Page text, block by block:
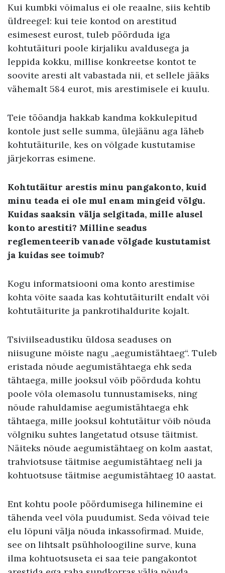
Kui kumbki võimalus ei ole reaalne, siis kehtib
üldreegel: kui teie kontod on arestitud
esimesest eurost, tuleb pöörduda iga
kohtutäituri poole kirjaliku avaldusega ja
leppida kokku, millise konkreetse kontot te
soovite aresti alt vabastada nii, et sellele jääks
vähemalt 584 eurot, mis arestimisele ei kuulu.
Teie tööandja hakkab kandma kokkulepitud
kontole just selle summa, ülejäänu aga läheb
kohtutäiturile, kes on võlgade kustutamise
järjekorras esimene.
Kohtutäitur arestis minu pangakonto, kuid
minu teada ei ole mul enam mingeid võlgu.
Kuidas saaksin välja selgitada, mille alusel
konto arestiti? Milline seadus
reglementeerib vanade võlgade kustutamist
ja kuidas see toimub?
Kogu informatsiooni oma konto arestimise
kohta võite saada kas kohtutäiturilt endalt või
kohtutäiturite ja pankrotihaldurite kojalt.
Tsiviilseadustiku üldosa seaduses on
niisugune mõiste nagu „aegumistähtaeg“. Tuleb
eristada nõude aegumistähtaega ehk seda
tähtaega, mille jooksul võib pöörduda kohtu
poole võla olemasolu tunnustamiseks, ning
nõude rahuldamise aegumistähtaega ehk
tähtaega, mille jooksul kohtutäitur võib nõuda
võlgniku suhtes langetatud otsuse täitmist.
Näiteks nõude aegumistähtaeg on kolm aastat,
trahviotsuse täitmise aegumistähtaeg neli ja
kohtuotsuse täitmise aegumistähtaeg 10 aastat.
Ent kohtu poole pöördumisega hilinemine ei
tähenda veel võla puudumist. Seda võivad teie
elu lõpuni välja nõuda inkassofirmad. Muide,
see on lihtsalt psühholoogiline surve, kuna
ilma kohtuotsuseta ei saa teie pangakontot